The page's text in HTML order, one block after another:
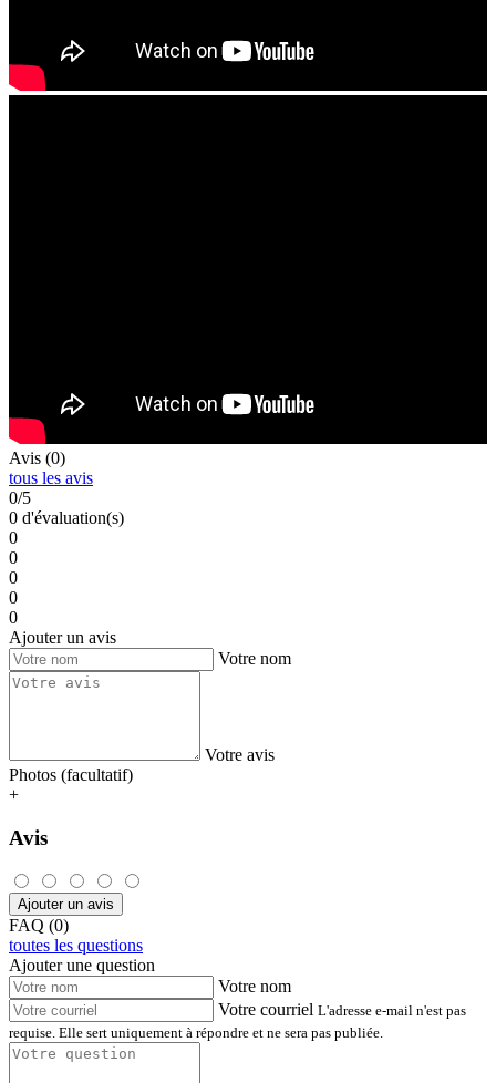
Avis (0)
tous les avis
0/5
0 d'évaluation(s)
0
0
0
0
0
Ajouter un avis
Votre nom
Votre avis
Photos (facultatif)
+
Avis
Ajouter un avis
FAQ (0)
toutes les questions
Ajouter une question
Votre nom
Votre courriel L'adresse e-mail n'est pas
requise. Elle sert uniquement à répondre et ne sera pas publiée.